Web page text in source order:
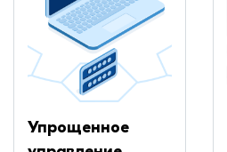
Упрощенное